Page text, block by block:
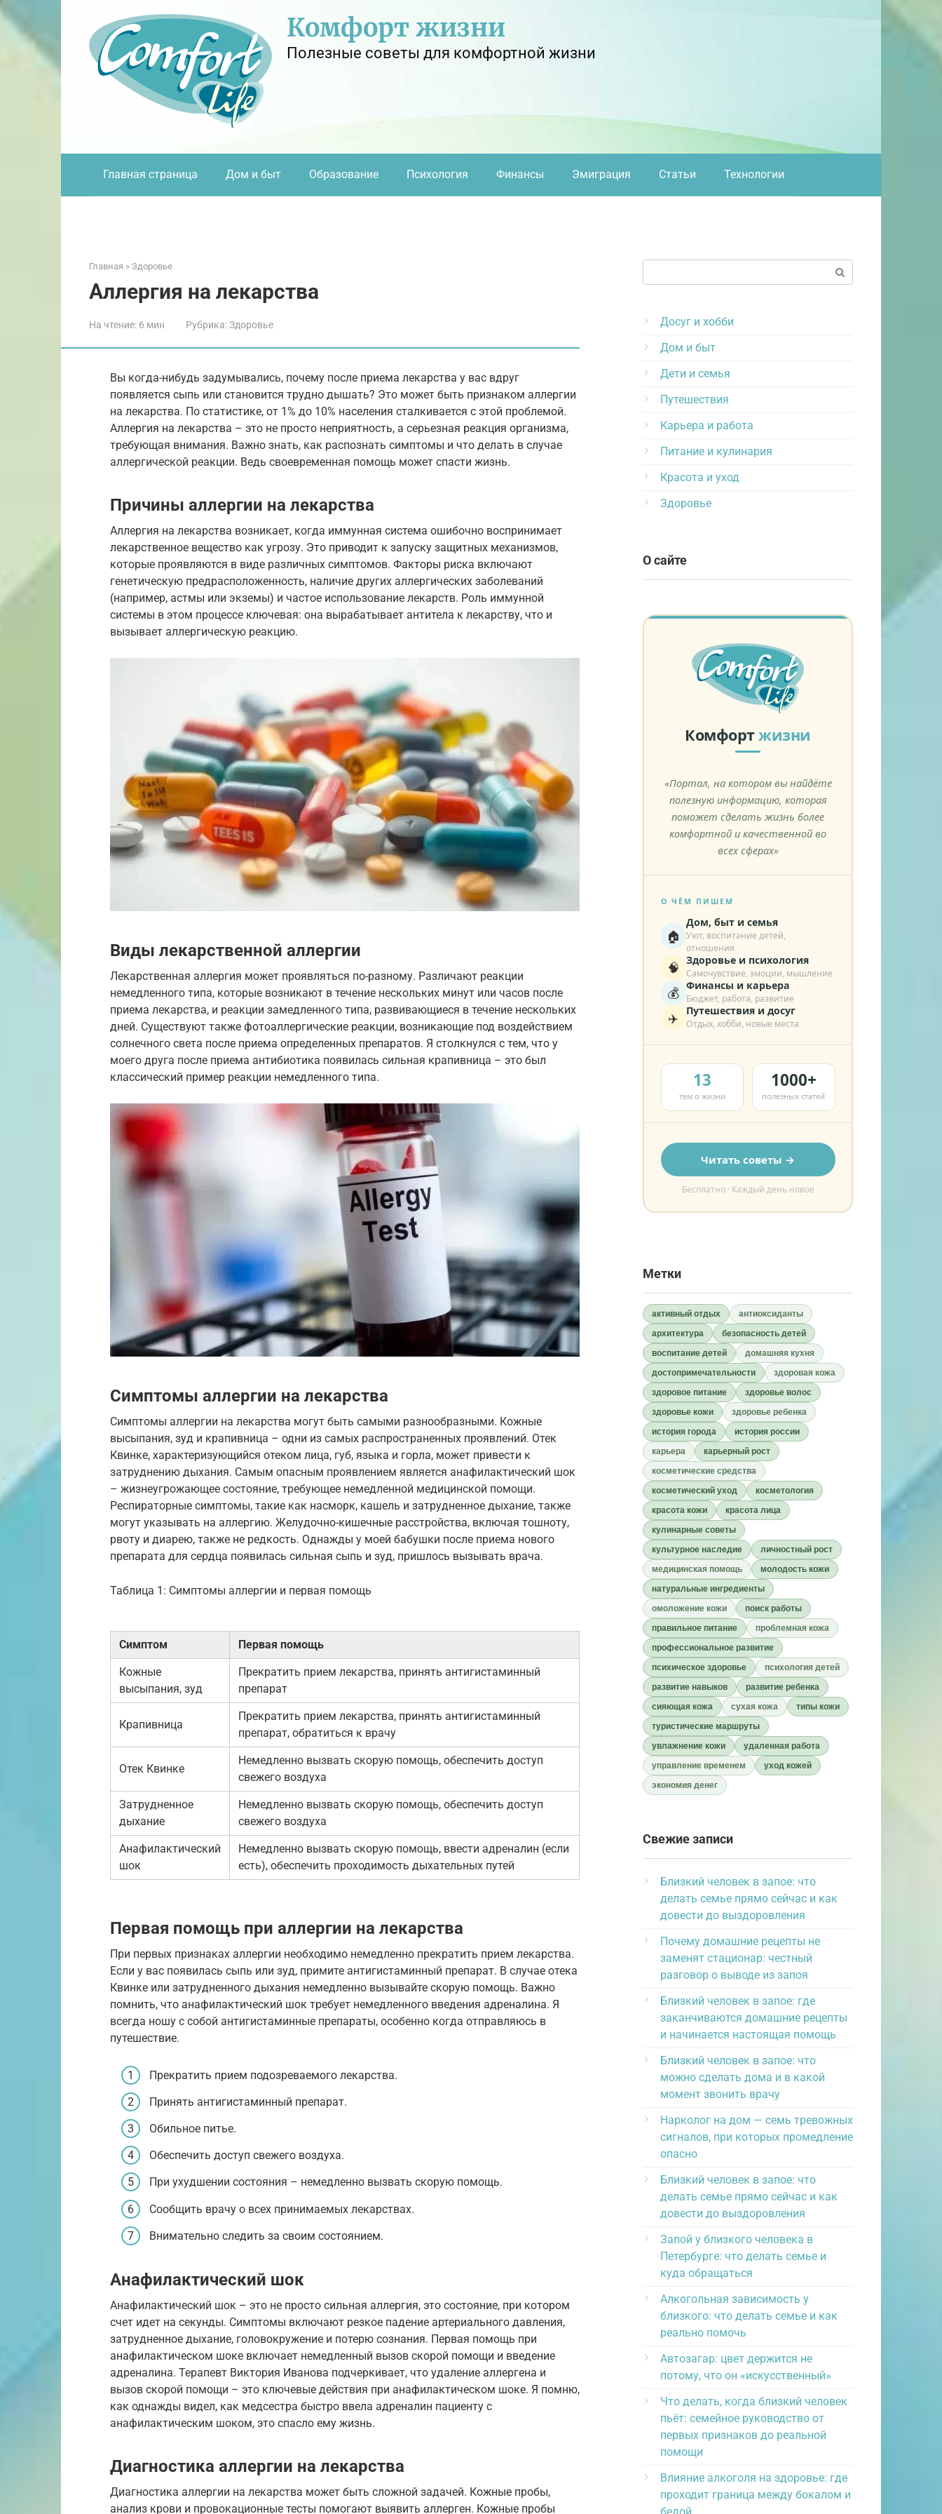
Перейти
контенту
Комфорт жизни
Полезные советы для комфортной жизни
Главная страница Дом и быт Образование Психология Финансы Эмиграция Статьи Технологии
Главная » Здоровье
Аллергия на лекарства
На чтение: 6 мин Рубрика:Здоровье
Вы когда-нибудь задумывались, почему после приема лекарства у вас вдруг
появляется сыпь или становится трудно дышать? Это может быть признаком аллергии
на лекарства. По статистике, от 1% до 10% населения сталкивается с этой проблемой.
Аллергия на лекарства – это не просто неприятность, а серьезная реакция организма,
требующая внимания. Важно знать, как распознать симптомы и что делать в случае
аллергической реакции. Ведь своевременная помощь может спасти жизнь.
Причины аллергии на лекарства
Аллергия на лекарства возникает, когда иммунная система ошибочно воспринимает
лекарственное вещество как угрозу. Это приводит к запуску защитных механизмов,
которые проявляются в виде различных симптомов. Факторы риска включают
генетическую предрасположенность, наличие других аллергических заболеваний
(например, астмы или экземы) и частое использование лекарств. Роль иммунной
системы в этом процессе ключевая: она вырабатывает антитела к лекарству, что и
вызывает аллергическую реакцию.
Виды лекарственной аллергии
Лекарственная аллергия может проявляться по-разному. Различают реакции
немедленного типа, которые возникают в течение нескольких минут или часов после
приема лекарства, и реакции замедленного типа, развивающиеся в течение нескольких
дней. Существуют также фотоаллергические реакции, возникающие под воздействием
солнечного света после приема определенных препаратов. Я столкнулся с тем, что у
моего друга после приема антибиотика появилась сильная крапивница – это был
классический пример реакции немедленного типа.
Симптомы аллергии на лекарства
Симптомы аллергии на лекарства могут быть самыми разнообразными. Кожные
высыпания, зуд и крапивница – одни из самых распространенных проявлений. Отек
Квинке, характеризующийся отеком лица, губ, языка и горла, может привести к
затруднению дыхания. Самым опасным проявлением является анафилактический шок
– жизнеугрожающее состояние, требующее немедленной медицинской помощи.
Респираторные симптомы, такие как насморк, кашель и затрудненное дыхание, также
могут указывать на аллергию. Желудочно-кишечные расстройства, включая тошноту,
рвоту и диарею, также не редкость. Однажды у моей бабушки после приема нового
препарата для сердца появилась сильная сыпь и зуд, пришлось вызывать врача.
Таблица 1: Симптомы аллергии и первая помощь
Симптом Первая помощь
Кожные
высыпания, зуд
Прекратить прием лекарства, принять антигистаминный
препарат
Крапивница
Прекратить прием лекарства, принять антигистаминный
препарат, обратиться к врачу
Отек Квинке
Немедленно вызвать скорую помощь, обеспечить доступ
свежего воздуха
Затрудненное
дыхание
Немедленно вызвать скорую помощь, обеспечить доступ
свежего воздуха
Анафилактический
шок
Немедленно вызвать скорую помощь, ввести адреналин (если
есть), обеспечить проходимость дыхательных путей
Первая помощь при аллергии на лекарства
При первых признаках аллергии необходимо немедленно прекратить прием лекарства.
Если у вас появилась сыпь или зуд, примите антигистаминный препарат. В случае отека
Квинке или затрудненного дыхания немедленно вызывайте скорую помощь. Важно
помнить, что анафилактический шок требует немедленного введения адреналина. Я
всегда ношу с собой антигистаминные препараты, особенно когда отправляюсь в
путешествие.
Прекратить прием подозреваемого лекарства.
Принять антигистаминный препарат.
Обильное питье.
Обеспечить доступ свежего воздуха.
При ухудшении состояния – немедленно вызвать скорую помощь.
Сообщить врачу о всех принимаемых лекарствах.
Внимательно следить за своим состоянием.
Анафилактический шок
Анафилактический шок – это не просто сильная аллергия, это состояние, при котором
счет идет на секунды. Симптомы включают резкое падение артериального давления,
затрудненное дыхание, головокружение и потерю сознания. Первая помощь при
анафилактическом шоке включает немедленный вызов скорой помощи и введение
адреналина. Терапевт Виктория Иванова подчеркивает, что удаление аллергена и
вызов скорой помощи – это ключевые действия при анафилактическом шоке. Я помню,
как однажды видел, как медсестра быстро ввела адреналин пациенту с
анафилактическим шоком, это спасло ему жизнь.
Диагностика аллергии на лекарства
Диагностика аллергии на лекарства может быть сложной задачей. Кожные пробы,
анализ крови и провокационные тесты помогают выявить аллерген. Кожные пробы
Досуг и хобби
Дом и быт
Дети и семья
Путешествия
Карьера и работа
Питание и кулинария
Красота и уход
Здоровье
О сайте
Комфортжизни
«Портал, на котором вы найдёте
полезную информацию, которая
поможет сделать жизнь более
комфортной и качественной во
всех сферах»
О ЧЁМ ПИШЕМ
🏠
Дом, быт и семья
Уют, воспитание детей,
отношения
🧠 Здоровье и психология
Самочувствие, эмоции, мышление
💰 Финансы и карьера
Бюджет, работа, развитие
✈️ Путешествия и досуг
Отдых, хобби, новые места
13
тем о жизни
1000+
полезных статей
Читать советы →
Бесплатно · Каждый день новое
Метки
активный отдых
антиоксиданты
архитектура
безопасность детей
воспитание детей
домашняя кухня
достопримечательности
здоровая кожа
здоровое питание
здоровье волос
здоровье кожи
здоровье ребенка
история города
история россии
карьера
карьерный рост
косметические средства
косметический уход
косметология
красота кожи
красота лица
кулинарные советы
культурное наследие
личностный рост
медицинская помощь
молодость кожи
натуральные ингредиенты
омоложение кожи
поиск работы
правильное питание
проблемная кожа
профессиональное развитие
психическое здоровье
психология детей
развитие навыков
развитие ребенка
сияющая кожа
сухая кожа
типы кожи
туристические маршруты
увлажнение кожи
удаленная работа
управление временем
уход кожей
экономия денег
Свежие записи
Близкий человек в запое: что
делать семье прямо сейчас и как
довести до выздоровления
Почему домашние рецепты не
заменят стационар: честный
разговор о выводе из запоя
Близкий человек в запое: где
заканчиваются домашние рецепты
и начинается настоящая помощь
Близкий человек в запое: что
можно сделать дома и в какой
момент звонить врачу
Нарколог на дом — семь тревожных
сигналов, при которых промедление
опасно
Близкий человек в запое: что
делать семье прямо сейчас и как
довести до выздоровления
Запой у близкого человека в
Петербурге: что делать семье и
куда обращаться
Алкогольная зависимость у
близкого: что делать семье и как
реально помочь
Автозагар: цвет держится не
потому, что он «искусственный»
Что делать, когда близкий человек
пьёт: семейное руководство от
первых признаков до реальной
помощи
Влияние алкоголя на здоровье: где
проходит граница между бокалом и